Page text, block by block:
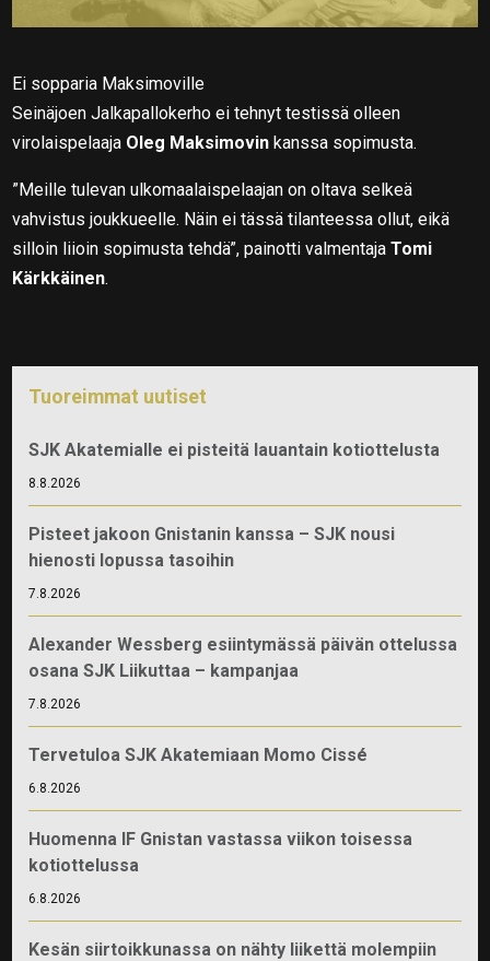
Ei sopparia Maksimoville
Seinäjoen Jalkapallokerho ei tehnyt testissä olleen
virolaispelaaja Oleg Maksimovin kanssa sopimusta.
”Meille tulevan ulkomaalaispelaajan on oltava selkeä
vahvistus joukkueelle. Näin ei tässä tilanteessa ollut, eikä
silloin liioin sopimusta tehdä”, painotti valmentajaTomi
Kärkkäinen.
Tuoreimmat uutiset
SJK Akatemialle ei pisteitä lauantain kotiottelusta
8.8.2026
Pisteet jakoon Gnistanin kanssa – SJK nousi
hienosti lopussa tasoihin
7.8.2026
Alexander Wessberg esiintymässä päivän ottelussa
osana SJK Liikuttaa – kampanjaa
7.8.2026
Tervetuloa SJK Akatemiaan Momo Cissé
6.8.2026
Huomenna IF Gnistan vastassa viikon toisessa
kotiottelussa
6.8.2026
Kesän siirtoikkunassa on nähty liikettä molempiin